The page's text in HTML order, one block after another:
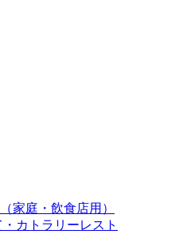
家庭・飲食店用）
カトラリーレスト